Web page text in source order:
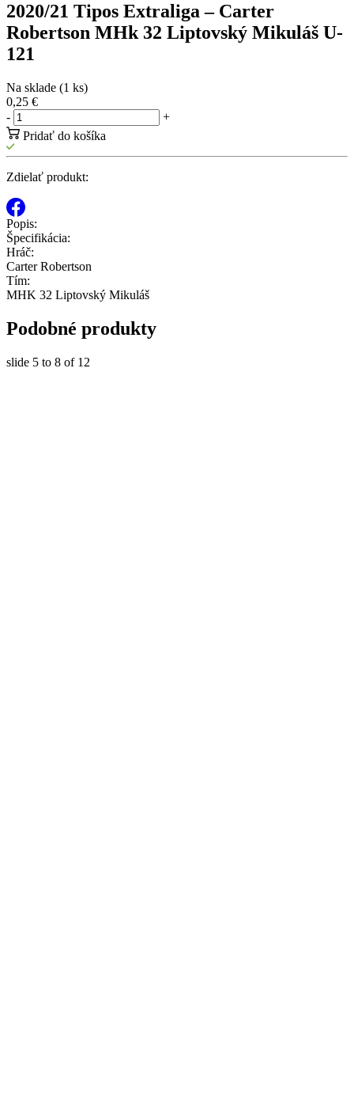
2020/21 Tipos Extraliga – Carter
Robertson MHk 32 Liptovský Mikuláš U-
121
Na sklade (1 ks)
0,25 €
-
+
Pridať do košíka
Zdielať produkt:
Popis:
Špecifikácia:
Hráč:
Carter Robertson
Tím:
MHK 32 Liptovský Mikuláš
Podobné produkty
slide 5 to 8 of 12